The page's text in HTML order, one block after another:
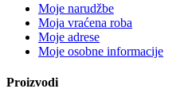
Moje narudžbe
Moja vraćena roba
Moje adrese
Moje osobne informacije
Proizvodi